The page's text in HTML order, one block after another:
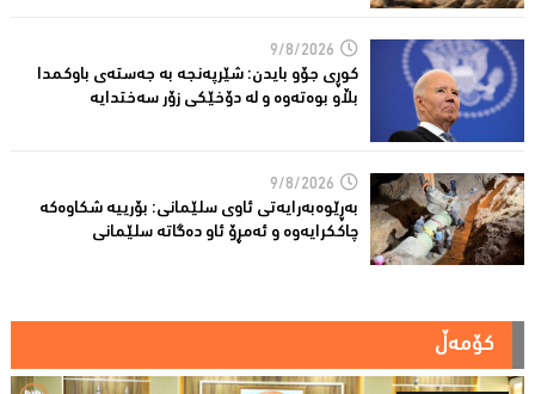
9/8/2026
کوڕی جۆو بایدن: شێرپەنجە بە جەستەی باوکمدا
بڵاو بوەتەوە و لە دۆخێکی زۆر سەختدایە
9/8/2026
بەڕێوەبەرایەتى ئاوی سلێمانى: بۆرییە شکاوەکە
چاککرایەوە و ئەمڕۆ ئاو دەگاتە سلێمانى
کۆمەڵ